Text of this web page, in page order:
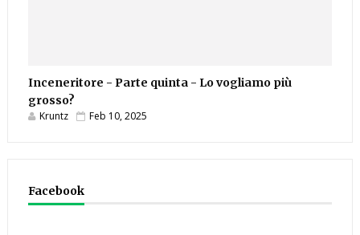
Inceneritore - Parte quinta - Lo vogliamo più
grosso?
Kruntz Feb 10, 2025
Facebook